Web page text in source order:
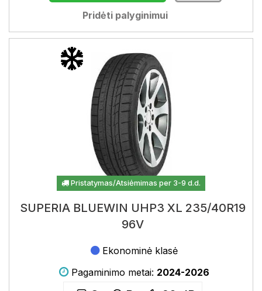
Pridėti palyginimui
Pristatymas/Atsiėmimas per 3-9 d.d.
SUPERIA BLUEWIN UHP3 XL 235/40R19
96V
Ekonominė klasė
Pagaminimo metai: 2024-2026